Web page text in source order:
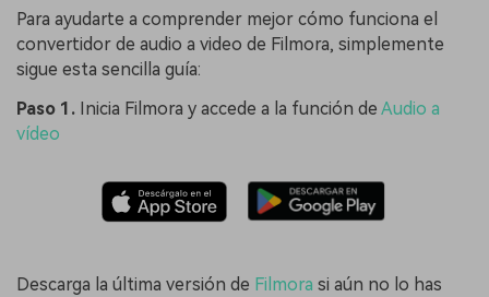
Para ayudarte a comprender mejor cómo funciona el
convertidor de audio a video de Filmora, simplemente
sigue esta sencilla guía:
Paso 1. Inicia Filmora y accede a la función de Audio a
vídeo
Descarga la última versión de Filmora si aún no lo has